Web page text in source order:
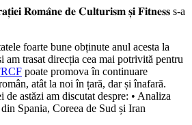
𝐑𝐨𝐦𝐚̂𝐧𝐞 𝐝𝐞 𝐂𝐮𝐥𝐭𝐮𝐫𝐢𝐬𝐦 𝐬̦𝐢 𝐅𝐢𝐭𝐧𝐞𝐬𝐬 s-a
foarte bune obținute anul acesta la
am trasat direcția cea mai potrivită pentru
poate promova în continuare
atât la noi în țară, dar și înafară.
de astăzi am discutat despre: • Analiza
Spania, Coreea de Sud și Iran